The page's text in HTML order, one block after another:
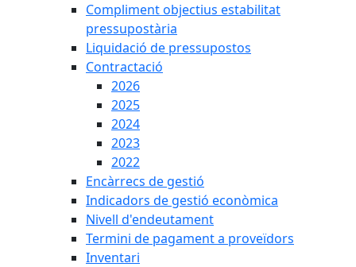
Compliment objectius estabilitat
pressupostària
Liquidació de pressupostos
Contractació
2026
2025
2024
2023
2022
Encàrrecs de gestió
Indicadors de gestió econòmica
Nivell d'endeutament
Termini de pagament a proveïdors
Inventari